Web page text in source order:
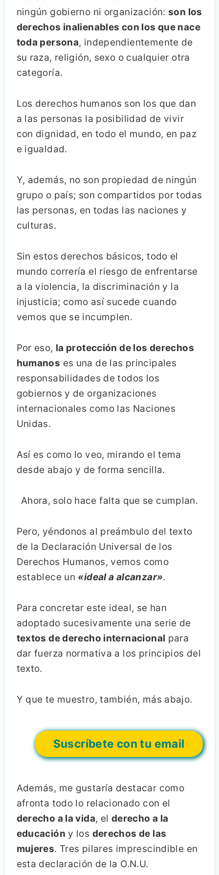
ningún gobierno ni organización:son los
derechos inalienables con los que nace
toda persona, independientemente de
su raza, religión, sexo o cualquier otra
categoría.
Los derechos humanos son los que dan
a las personas la posibilidad de vivir
con dignidad, en todo el mundo, en paz
e igualdad.
Y, además, no son propiedad de ningún
grupo o país; son compartidos por todas
las personas, en todas las naciones y
culturas.
Sin estos derechos básicos, todo el
mundo correría el riesgo de enfrentarse
a la violencia, la discriminación y la
injusticia; como así sucede cuando
vemos que se incumplen.
Por eso, la protección de los derechos
humanos es una de las principales
responsabilidades de todos los
gobiernos y de organizaciones
internacionales como las Naciones
Unidas.
Así es como lo veo, mirando el tema
desde abajo y de forma sencilla.
Ahora, solo hace falta que se cumplan.
Pero, yéndonos al preámbulo del texto
de la Declaración Universal de los
Derechos Humanos, vemos como
establece un «ideal a alcanzar».
Para concretar este ideal, se han
adoptado sucesivamente una serie de
textos de derecho internacional para
dar fuerza normativa a los principios del
texto.
Y que te muestro, también, más abajo.
Suscríbete con tu email
Además, me gustaría destacar como
afronta todo lo relacionado con el
derecho a la vida, el derecho a la
educación y los derechos de las
mujeres. Tres pilares imprescindible en
esta declaración de la O.N.U.